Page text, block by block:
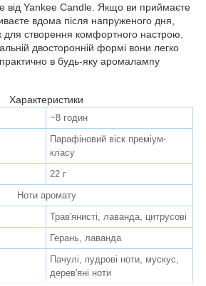
від Yankee Candle. Якщо ви приймаєте
вдома після напруженого дня,
для створення комфортного настрою.
двосторонній формі вони легко
в будь-яку аромалампу
Характеристики
~8 годин
Парафіновий віск преміум-
класу
22 г
Ноти аромату
Трав'янисті, лаванда, цитрусові
Герань, лаванда
Пачулі, пудрові ноти, мускус,
дерев'яні ноти